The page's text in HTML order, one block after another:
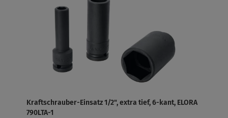
Kraftschrauber-Einsatz 1/2", extra tief, 6-kant, ELORA
790LTA-1